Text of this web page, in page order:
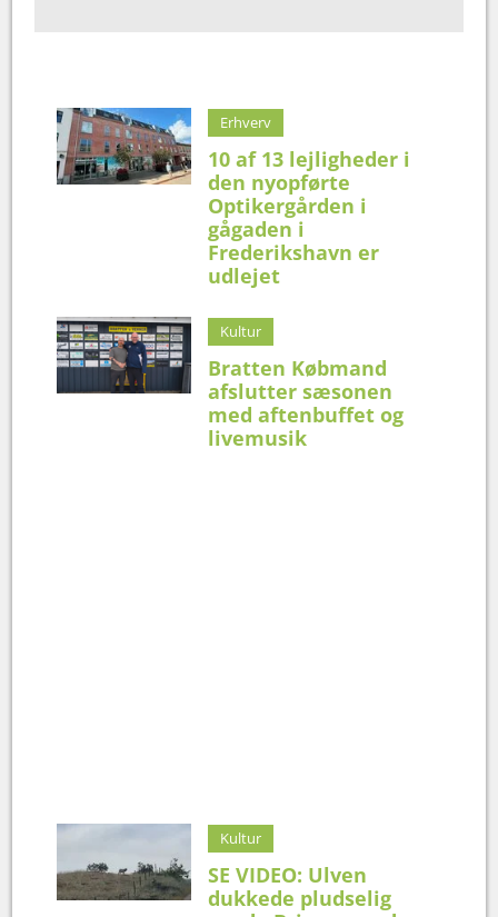
Erhverv
10 af 13 lejligheder i
den nyopførte
Optikergården i
gågaden i
Frederikshavn er
udlejet
Kultur
Bratten Købmand
afslutter sæsonen
med aftenbuffet og
livemusik
Kultur
SE VIDEO: Ulven
dukkede pludselig